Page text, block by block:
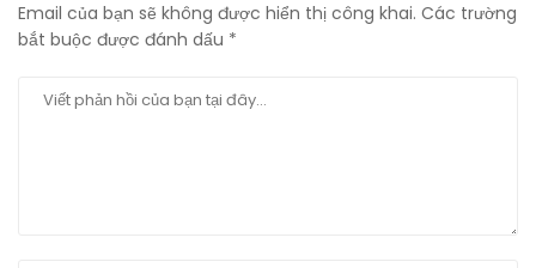
Email của bạn sẽ không được hiển thị công khai. Các trường
bắt buộc được đánh dấu *